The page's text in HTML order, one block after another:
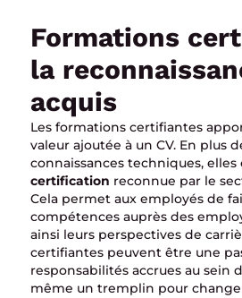
Formations
la
acquis
Les formations certifiantes
valeur ajoutée à un CV. En plus
connaissances techniques,
certification reconnue par le
Cela permet aux employés de
compétences auprès des
ainsi leurs perspectives de
certifiantes peuvent être une
responsabilités accrues au sein
même un tremplin pour